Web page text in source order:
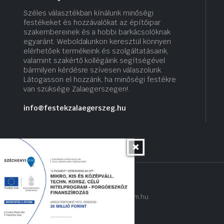
Széles választékban kínálunk minőségi
festékeket és hozzávalókat az építőipar
szakembereinek és a hobbi barkácsolóknak
egyaránt. Weboldalunkon keresztül könnyen
elérhetőek termékeink és szolgáltatásaink,
valamint szakértő kollégáink segítségével
bármilyen kérdésre szívesen válaszolunk.
Látogasson el hozzánk, ha minőségi festékre
van szüksége Zalaegerszegen!.
info@festekzalaegerszeg.hu
Copyright 2022 © hogyantalaljanakram.hu